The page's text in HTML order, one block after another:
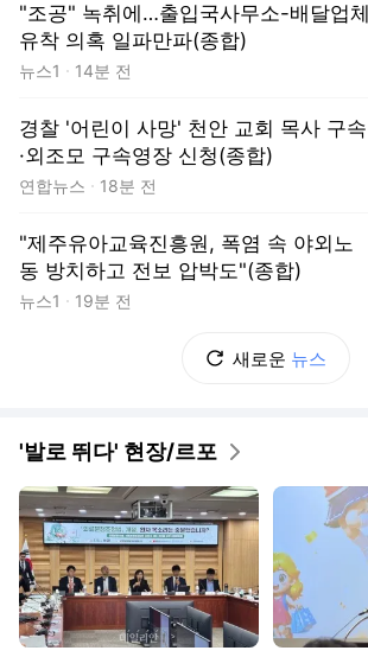
"조공" 녹취에…출입국사무소-배달업체
유착 의혹 일파만파(종합)
뉴스1 14분 전
경찰 '어린이 사망' 천안 교회 목사 구속
·외조모 구속영장 신청(종합)
연합뉴스 18분 전
"제주유아교육진흥원, 폭염 속 야외노
동 방치하고 전보 압박도"(종합)
뉴스1 19분 전
새로운 뉴스
'발로 뛰다' 현장/르포